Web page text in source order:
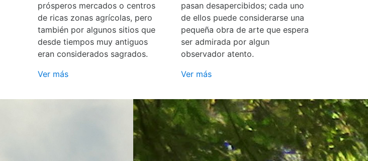
prósperos mercados o centros
de ricas zonas agrícolas, pero
también por algunos sitios que
desde tiempos muy antiguos
eran considerados sagrados.
Ver más
pasan desapercibidos; cada uno
de ellos puede considerarse una
pequeña obra de arte que espera
ser admirada por algun
observador atento.
Ver más